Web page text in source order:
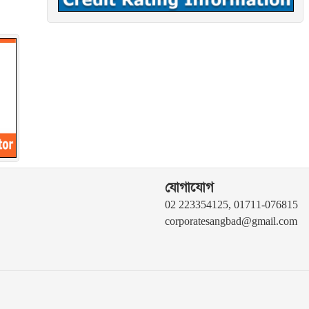
যোগাযোগ
02 223354125, 01711-076815
corporatesangbad@gmail.com